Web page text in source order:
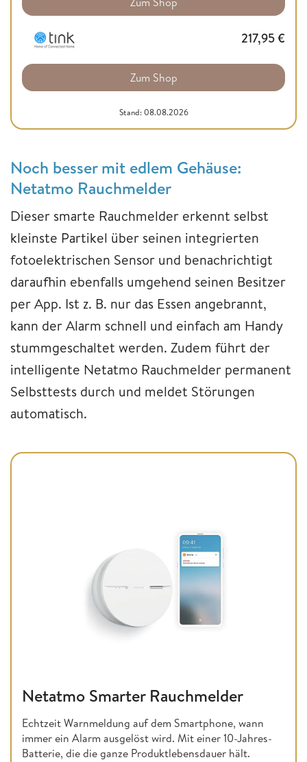
217,95€
Zum Shop
Stand: 08.08.2026
Noch besser mit edlem Gehäuse:
Netatmo Rauchmelder
Dieser smarte Rauchmelder erkennt selbst
kleinste Partikel über seinen integrierten
fotoelektrischen Sensor und benachrichtigt
daraufhin ebenfalls umgehend seinen Besitzer
per App. Ist z. B. nur das Essen angebrannt,
kann der Alarm schnell und einfach am Handy
stummgeschaltet werden. Zudem führt der
intelligente Netatmo Rauchmelder permanent
Selbsttests durch und meldet Störungen
automatisch.
Netatmo Smarter Rauchmelder
Echtzeit Warnmeldung auf dem Smartphone, wann
immer ein Alarm ausgelöst wird. Mit einer 10-Jahres-
Batterie, die die ganze Produktlebensdauer hält.